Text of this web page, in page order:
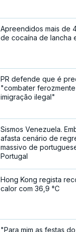
Apreendidos mais de
de cocaína de lancha
PR defende que é
"combater
imigração ilegal"
Sismos Venezuela.
afasta cenário de
massivo de
Portugal
Hong Kong regista
calor com 36,9 °C
"Para mim as festas